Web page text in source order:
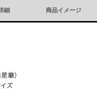
細 商品イメージ